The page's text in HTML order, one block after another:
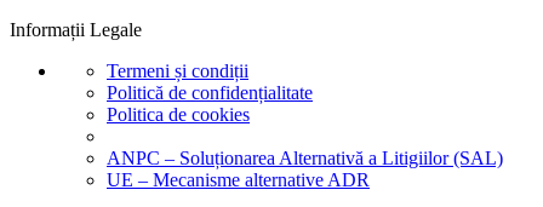
Informații Legale
Termeni și condiții
Politică de confidențialitate
Politica de cookies
ANPC – Soluționarea Alternativă a Litigiilor (SAL)
UE – Mecanisme alternative ADR